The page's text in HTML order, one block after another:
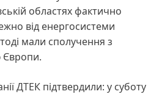
областях фактично
від енергосистеми
мали сполучення з
ДТЕК підтвердили: у суботу